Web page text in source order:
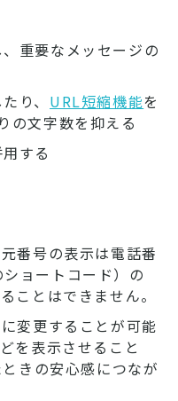
重要なメッセージの
り、 URL短縮機能を
の文字数を抑える
する
番号の表示は電話番
ョートコード）の
ことはできません。
変更することが可能
を表示させること
きの安心感につなが